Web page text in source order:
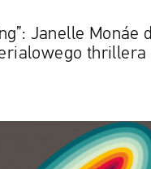
Janelle Monáe
thrillera